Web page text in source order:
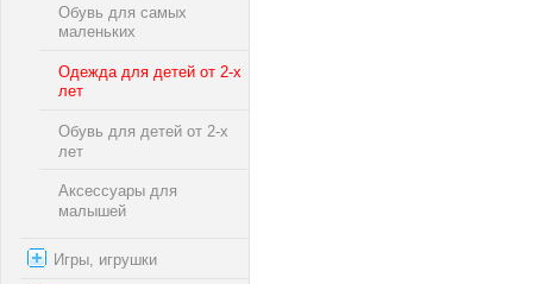
Обувь для самых
маленьких
Одежда для детей от 2-х
лет
Обувь для детей от 2-х
лет
Аксессуары для
малышей
Игры, игрушки